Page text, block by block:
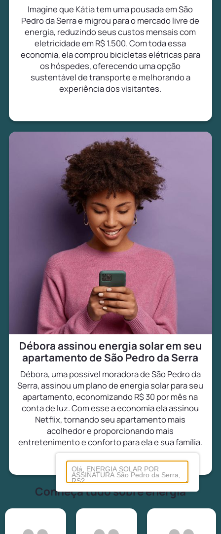
Imagine que Kátia tem uma pousada em São
Pedro da Serra e migrou para o mercado livre de
energia, reduzindo seus custos mensais com
eletricidade em R$ 1.500. Com toda essa
economia, ela comprou bicicletas elétricas para
os hóspedes, oferecendo uma opção
sustentável de transporte e melhorando a
experiência dos visitantes.
Débora assinou energia solar em seu
apartamento de São Pedro da Serra
Débora, uma possível moradora de São Pedro da
Serra, assinou um plano de energia solar para seu
apartamento, economizando R$ 30 por mês na
conta de luz. Com esse a economia ela assinou
Netflix, tornando seu apartamento mais
acolhedor e proporcionando mais
entretenimento e conforto para ela e sua família.
Conheça tudo sobre energia